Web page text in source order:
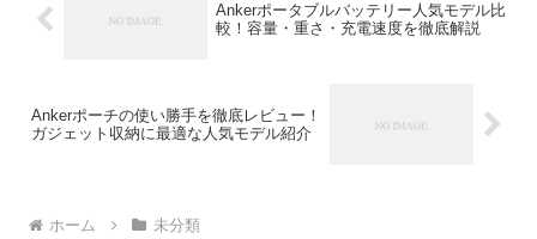
Ankerポータブルバッテリー人気モデル比
較！容量・重さ・充電速度を徹底解説
Ankerポーチの使い勝手を徹底レビュー！
ガジェット収納に最適な人気モデル紹介
ホーム 未分類